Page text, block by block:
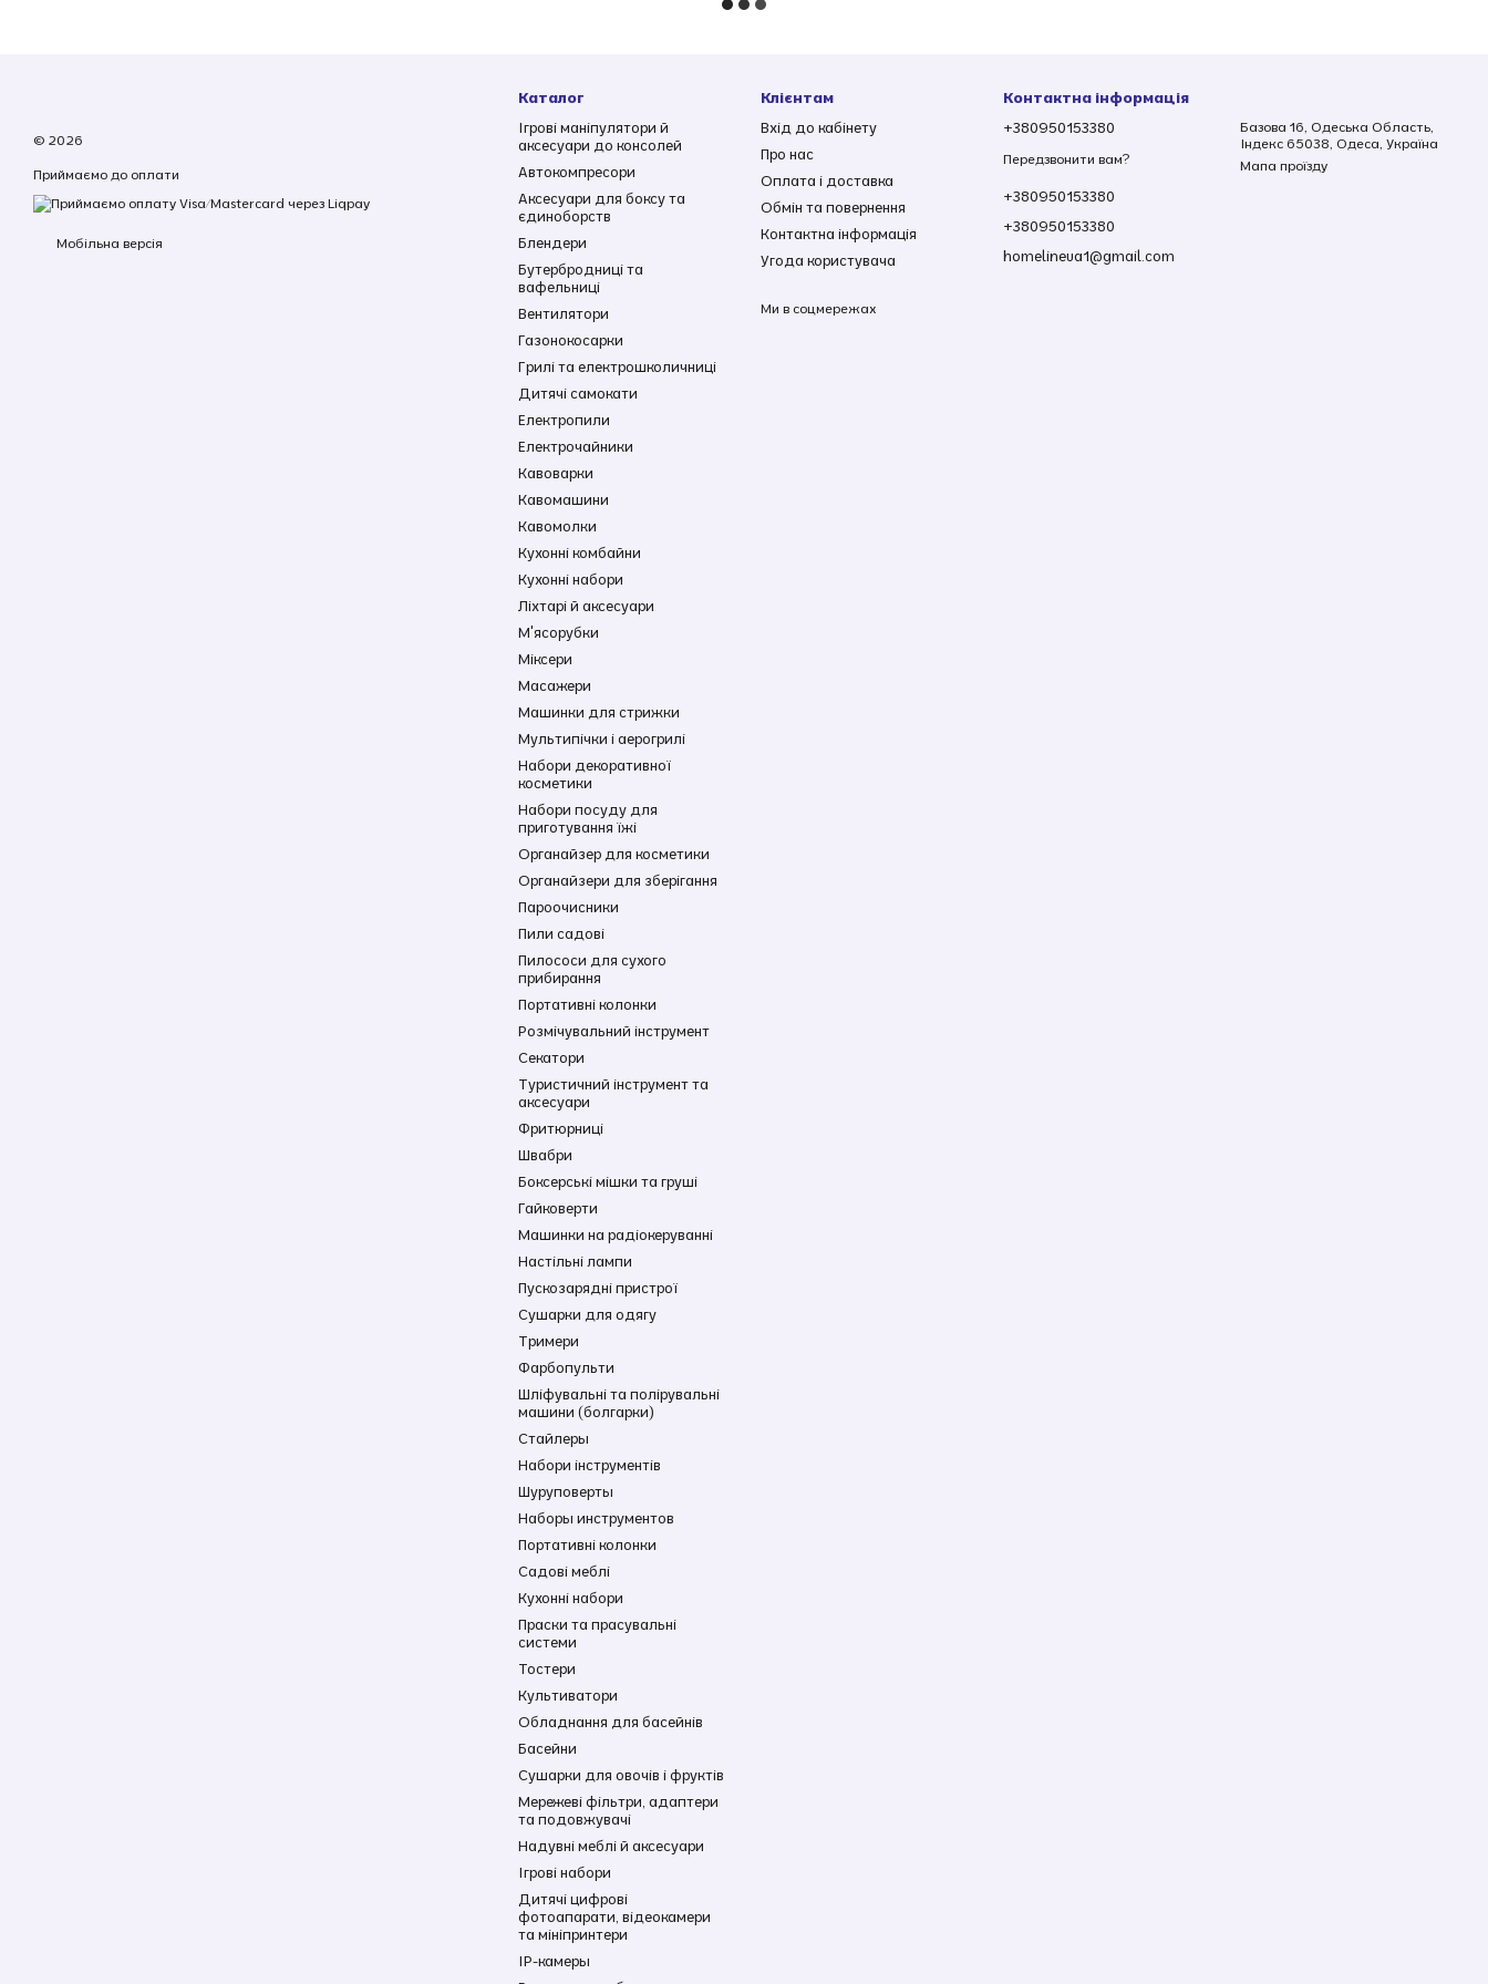
© 2026
Приймаємо до оплати
Мобільна версія
Каталог
Ігрові маніпулятори й
аксесуари до консолей
Автокомпресори
Аксесуари для боксу та
єдиноборств
Блендери
Бутербродниці та
вафельниці
Вентилятори
Газонокосарки
Грилі та електрошколичниці
Дитячі самокати
Електропили
Електрочайники
Кавоварки
Кавомашини
Кавомолки
Кухонні комбайни
Кухонні набори
Ліхтарі й аксесуари
М'ясорубки
Міксери
Масажери
Машинки для стрижки
Мультипічки і аерогрилі
Набори декоративної
косметики
Набори посуду для
приготування їжі
Органайзер для косметики
Органайзери для зберігання
Пароочисники
Пили садові
Пилососи для сухого
прибирання
Портативні колонки
Розмічувальний інструмент
Секатори
Туристичний інструмент та
аксесуари
Фритюрниці
Швабри
Боксерські мішки та груші
Гайковерти
Машинки на радіокеруванні
Настільні лампи
Пускозарядні пристрої
Сушарки для одягу
Тримери
Фарбопульти
Шліфувальні та полірувальні
машини (болгарки)
Стайлеры
Набори інструментів
Шуруповерты
Наборы инструментов
Портативні колонки
Садові меблі
Кухонні набори
Праски та прасувальні
системи
Тостери
Культиватори
Обладнання для басейнів
Басейни
Сушарки для овочів і фруктів
Мережеві фільтри, адаптери
та подовжувачі
Надувні меблі й аксесуари
Ігрові набори
Дитячі цифрові
фотоапарати, відеокамери
та мініпринтери
IP-камеры
Клієнтам
Вхід до кабінету
Про нас
Оплата і доставка
Обмін та повернення
Контактна інформація
Угода користувача
Ми в соцмережах
Контактна інформація
+380950153380
Передзвонити вам?
+380950153380
+380950153380
homelineua1@gmail.com
Базова 16, Одеська Область,
Індекс 65038, Одеса, Україна
Мапа проїзду